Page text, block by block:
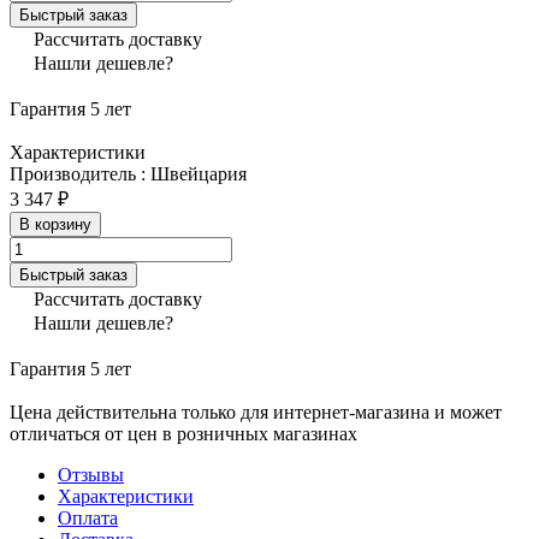
Быстрый заказ
Рассчитать доставку
Нашли дешевле?
Гарантия 5 лет
Характеристики
Производитель : Швейцария
3 347 ₽
В корзину
Быстрый заказ
Рассчитать доставку
Нашли дешевле?
Гарантия 5 лет
Цена действительна только для интернет-магазина и может
отличаться от цен в розничных магазинах
Отзывы
Характеристики
Оплата